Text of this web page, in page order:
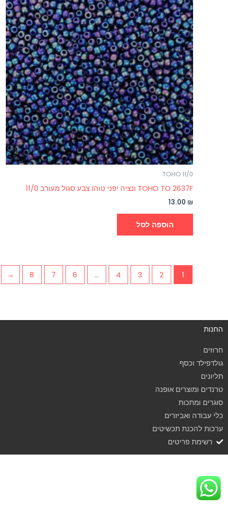
TOHO 11/0
TOHO TO 2637F ונציה יפני טוהו צבע סגול מעורב 11/0
13.00 ₪
הוספה לסל
1
2
3
4
…
6
7
8
←
החנות
חרוזים
גולדפילד וכסף
תליונים
טרנדים ומוצרים אופנה
סוגרים ומתכות
כלי עבודה ואביזרים
ערכות להכנת תכשיטים
רשימת פריטים